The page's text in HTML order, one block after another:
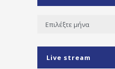
Ιστορικό
Live stream